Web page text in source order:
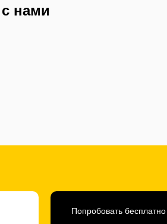
нами
Попробовать бесплатно